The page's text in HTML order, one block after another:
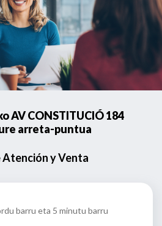
AV CONSTITUCIÓ 184
arreta-puntua
y Venta
barru eta 5 minutu barru